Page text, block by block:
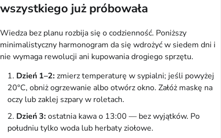
wszystkiego już próbowała
Wiedza bez planu rozbija się o codzienność. Poniższy
minimalistyczny harmonogram da się wdrożyć w siedem dni i
nie wymaga rewolucji ani kupowania drogiego sprzętu.
Dzień 1–2:zmierz temperaturę w sypialni; jeśli powyżej
20°C, obniż ogrzewanie albo otwórz okno. Załóż maskę na
oczy lub zaklej szpary w roletach.
Dzień 3:ostatnia kawa o 13:00 — bez wyjątków. Po
południu tylko woda lub herbaty ziołowe.